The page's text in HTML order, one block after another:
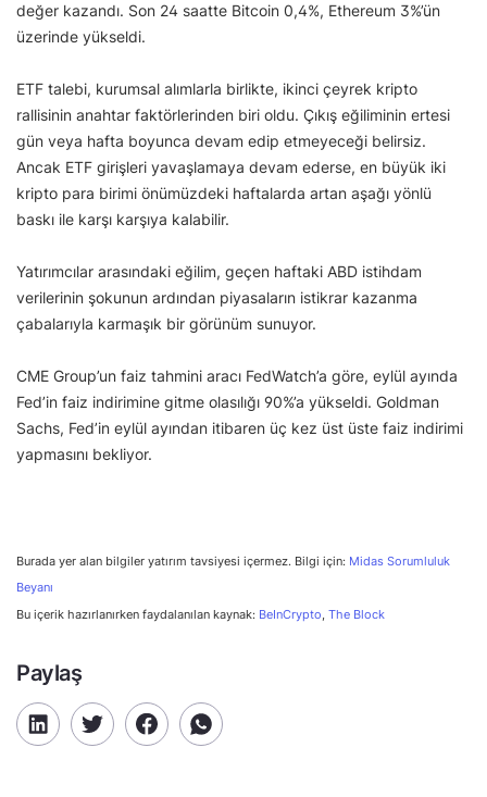
değer kazandı. Son 24 saatte Bitcoin 0,4%, Ethereum 3%’ün
üzerinde yükseldi.
ETF talebi, kurumsal alımlarla birlikte, ikinci çeyrek kripto
rallisinin anahtar faktörlerinden biri oldu. Çıkış eğiliminin ertesi
gün veya hafta boyunca devam edip etmeyeceği belirsiz.
Ancak ETF girişleri yavaşlamaya devam ederse, en büyük iki
kripto para birimi önümüzdeki haftalarda artan aşağı yönlü
baskı ile karşı karşıya kalabilir.
Yatırımcılar arasındaki eğilim, geçen haftaki ABD istihdam
verilerinin şokunun ardından piyasaların istikrar kazanma
çabalarıyla karmaşık bir görünüm sunuyor.
CME Group’un faiz tahmini aracı FedWatch’a göre, eylül ayında
Fed’in faiz indirimine gitme olasılığı 90%’a yükseldi. Goldman
Sachs, Fed’in eylül ayından itibaren üç kez üst üste faiz indirimi
yapmasını bekliyor.
Burada yer alan bilgiler yatırım tavsiyesi içermez. Bilgi için: Midas Sorumluluk
Beyanı
Bu içerik hazırlanırken faydalanılan kaynak: BeInCrypto The Block
Paylaş